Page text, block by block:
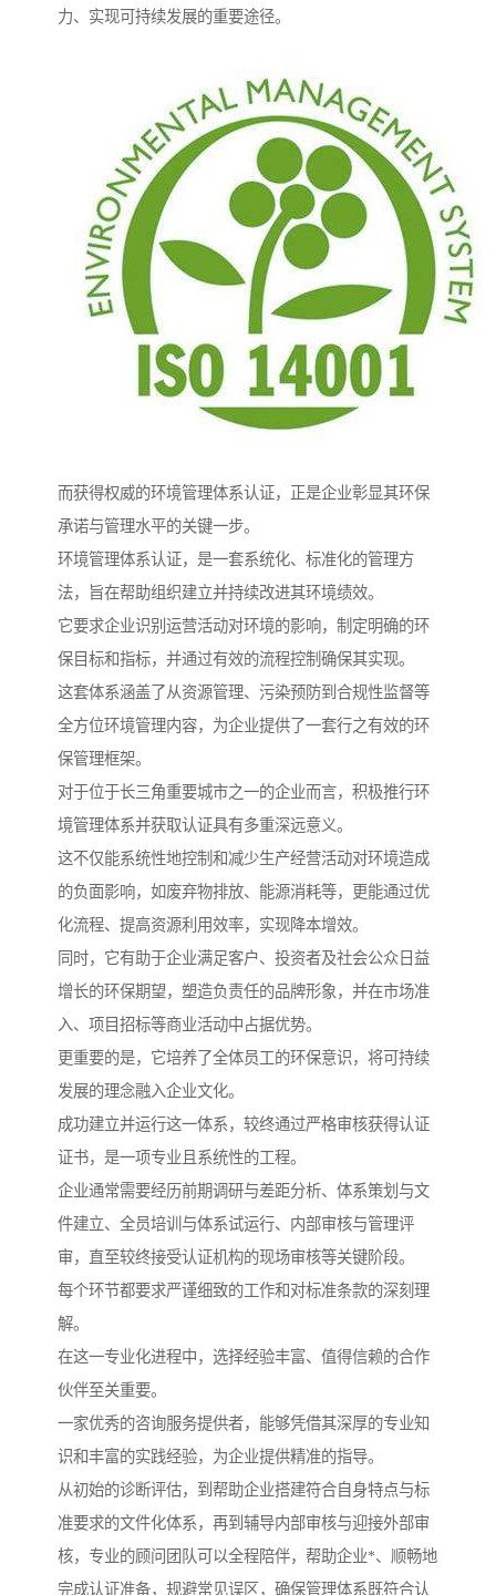
力、实现可持续发展的重要途径。
而获得权威的环境管理体系认证，正是企业彰显其环保
承诺与管理水平的关键一步。
环境管理体系认证，是一套系统化、标准化的管理方
法，旨在帮助组织建立并持续改进其环境绩效。
它要求企业识别运营活动对环境的影响，制定明确的环
保目标和指标，并通过有效的流程控制确保其实现。
这套体系涵盖了从资源管理、污染预防到合规性监督等
全方位环境管理内容，为企业提供了一套行之有效的环
保管理框架。
对于位于长三角重要城市之一的企业而言，积极推行环
境管理体系并获取认证具有多重深远意义。
这不仅能系统性地控制和减少生产经营活动对环境造成
的负面影响，如废弃物排放、能源消耗等，更能通过优
化流程、提高资源利用效率，实现降本增效。
同时，它有助于企业满足客户、投资者及社会公众日益
增长的环保期望，塑造负责任的品牌形象，并在市场准
入、项目招标等商业活动中占据优势。
更重要的是，它培养了全体员工的环保意识，将可持续
发展的理念融入企业文化。
成功建立并运行这一体系，较终通过严格审核获得认证
证书，是一项专业且系统性的工程。
企业通常需要经历前期调研与差距分析、体系策划与文
件建立、全员培训与体系试运行、内部审核与管理评
审，直至较终接受认证机构的现场审核等关键阶段。
每个环节都要求严谨细致的工作和对标准条款的深刻理
解。
在这一专业化进程中，选择经验丰富、值得信赖的合作
伙伴至关重要。
一家优秀的咨询服务提供者，能够凭借其深厚的专业知
识和丰富的实践经验，为企业提供精准的指导。
从初始的诊断评估，到帮助企业搭建符合自身特点与标
准要求的文件化体系，再到辅导内部审核与迎接外部审
核，专业的顾问团队可以全程陪伴，帮助企业*、顺畅地
完成认证准备，规避常见误区，确保管理体系既符合认